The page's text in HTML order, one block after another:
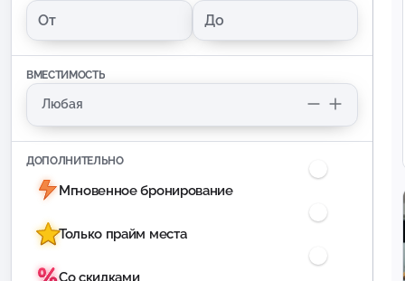
ВМЕСТИМОСТЬ
ДОПОЛНИТЕЛЬНО
Мгновенное бронирование
Только прайм места